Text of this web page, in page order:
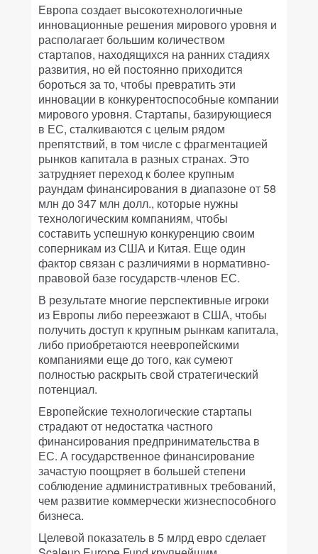
Европа создает высокотехнологичные
инновационные решения мирового уровня и
располагает большим количеством
стартапов, находящихся на ранних стадиях
развития, но ей постоянно приходится
бороться за то, чтобы превратить эти
инновации в конкурентоспособные компании
мирового уровня. Стартапы, базирующиеся
в ЕС, сталкиваются с целым рядом
препятствий, в том числе с фрагментацией
рынков капитала в разных странах. Это
затрудняет переход к более крупным
раундам финансирования в диапазоне от 58
млн до 347 млн долл., которые нужны
технологическим компаниям, чтобы
составить успешную конкуренцию своим
соперникам из США и Китая. Еще один
фактор связан с различиями в нормативно-
правовой базе государств-членов ЕС.
В результате многие перспективные игроки
из Европы либо переезжают в США, чтобы
получить доступ к крупным рынкам капитала,
либо приобретаются неевропейскими
компаниями еще до того, как сумеют
полностью раскрыть свой стратегический
потенциал.
Европейские технологические стартапы
страдают от недостатка частного
финансирования предпринимательства в
ЕС. А государственное финансирование
зачастую поощряет в большей степени
соблюдение административных требований,
чем развитие коммерчески жизнеспособного
бизнеса.
Целевой показатель в 5 млрд евро сделает